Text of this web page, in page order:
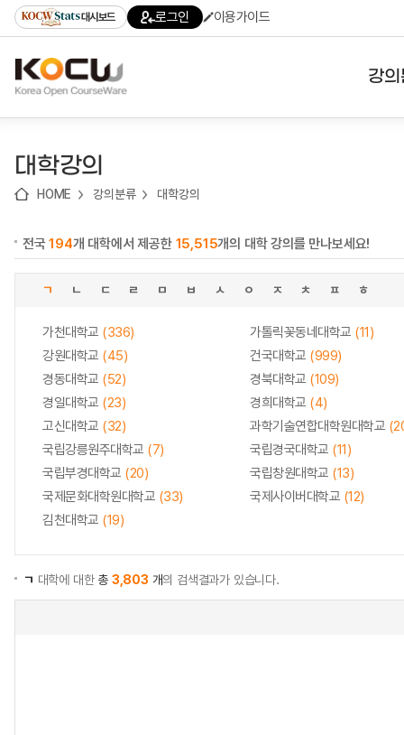
기
기
기
content)
가
대시보드 로그인 이용가이드
강
대학강의
HOME 강의분류 대학강의
전국194개 대학에서 제공한 15,515개의 대학 강의를 만나보세요!
ㄱ ㄴ ㄷ ㄹ ㅁ ㅂ ㅅ ㅇ ㅈ ㅊ ㅍ ㅎ
가천대학교 (336) 가톨릭꽃동네대학교 (11)
강원대학교 (45) 건국대학교 (999)
경동대학교 (52) 경북대학교 (109)
경일대학교 (23) 경희대학교 (4)
고신대학교 (32) 과학기술연합대학원대학교
국립강릉원주대학교 (7) 국립경국대학교 (11)
국립부경대학교 (20) 국립창원대학교 (13)
국제문화대학원대학교 (33) 국제사이버대학교 (12)
김천대학교 (19)
ㄱ 대학에 대한총 3,803 개의 검색결과가 있습니다.